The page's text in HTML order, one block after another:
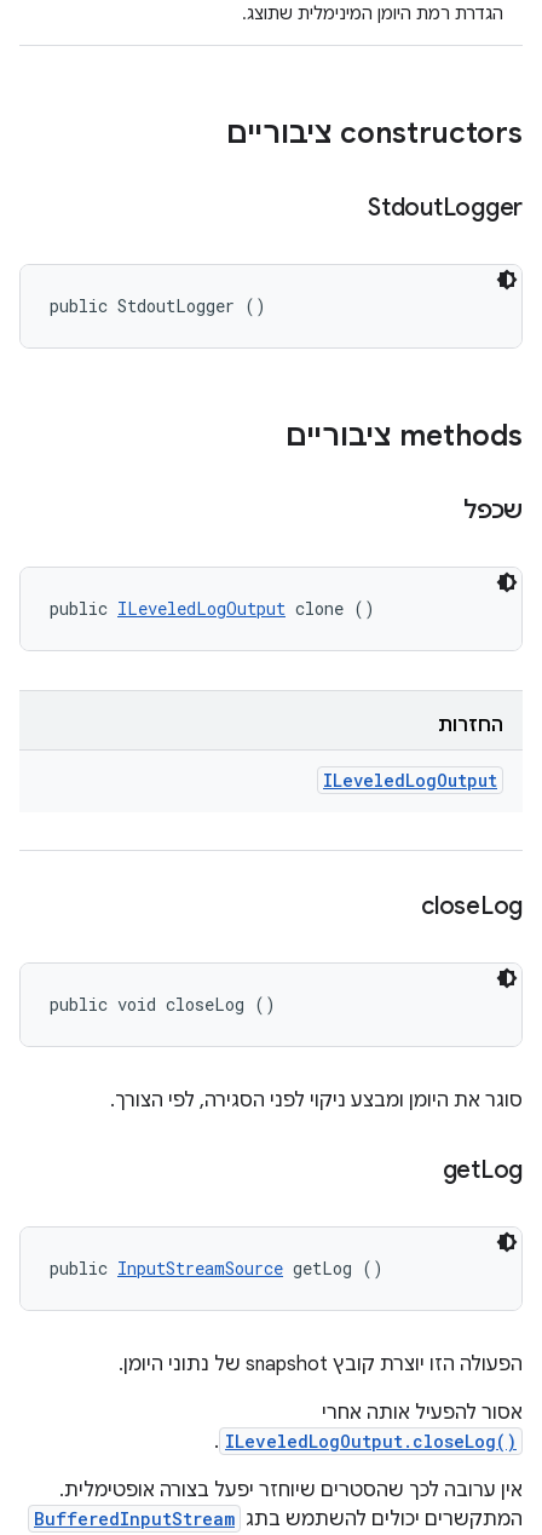
הגדרת רמת היומן המינימלית שתוצג.
‫constructors ציבוריים
StdoutLogger
public StdoutLogger ()
‫methods ציבוריים
שכפל
public ILeveledLogOutput clone ()
החזרות
ILeveledLogOutput
closeLog
public void closeLog ()
סוגר את היומן ומבצע ניקוי לפני הסגירה, לפי הצורך.
getLog
public InputStreamSource getLog ()
הפעולה הזו יוצרת קובץ snapshot של נתוני היומן.
אסור להפעיל אותה אחרי
ILeveledLogOutput.closeLog()
.
אין ערובה לכך שהסטרים שיוחזר יפעל בצורה אופטימלית.
המתקשרים יכולים להשתמש בתג BufferedInputStream